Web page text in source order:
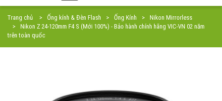
Trang chủ Ống kính & Đèn Flash Ống Kính
Nikon Mirrorless
Nikon Z 24-120mm F4 S (Mới 100%) - Bảo hành chính hãng VIC-VN 02 năm
trên toàn quốc